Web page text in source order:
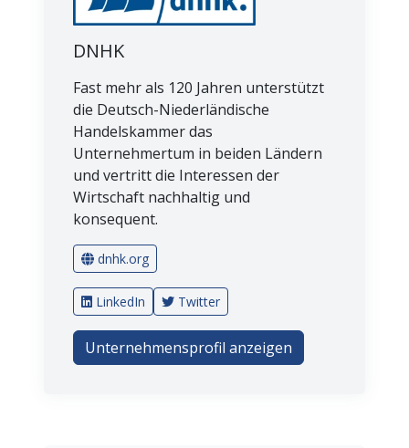
DNHK
Fast mehr als 120 Jahren unterstützt
die Deutsch-Niederländische
Handelskammer das
Unternehmertum in beiden Ländern
und vertritt die Interessen der
Wirtschaft nachhaltig und
konsequent.
dnhk.org
LinkedIn Twitter
Unternehmensprofil anzeigen